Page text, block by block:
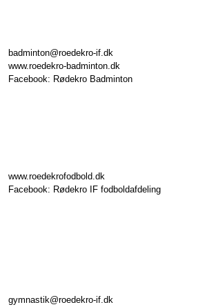
badminton@roedekro-if.dk
www.roedekro-badminton.dk
Facebook: Rødekro Badminton
www.roedekrofodbold.dk
Facebook: Rødekro IF fodboldafdeling
gymnastik@roedekro-if.dk